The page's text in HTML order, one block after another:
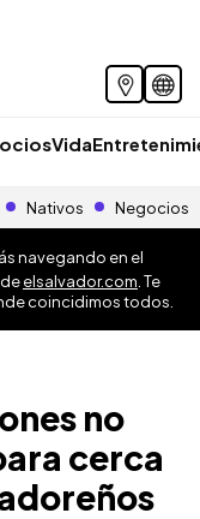
Vida
Nativos Negocios
navegando en el
elsalvador.com . Te
coincidimos todos.
no
cerca